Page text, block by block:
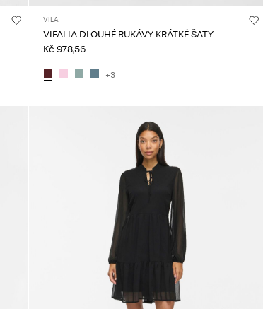
VILA
VIFALIA DLOUHÉ RUKÁVY KRÁTKÉ ŠATY
Kč 978,56
+3